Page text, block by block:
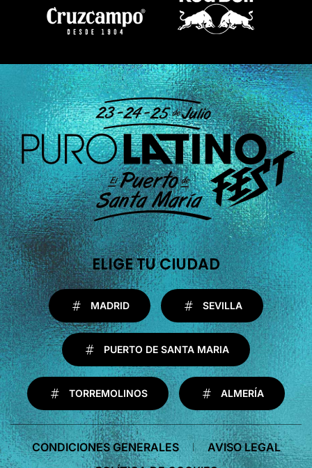
ELIGE TU CIUDAD
MADRID SEVILLA
PUERTO DE SANTA MARIA
TORREMOLINOS ALMERÍA
CONDICIONES GENERALES
AVISO LEGAL